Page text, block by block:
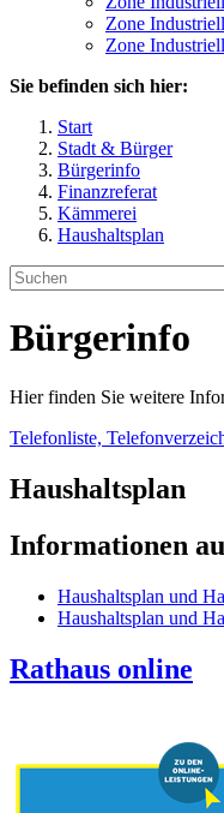
Zone
Zone
Sie befinden sich hier:
Start
Stadt & Bürger
Bürgerinfo
Finanzreferat
Kämmerei
Haushaltsplan
Bürgerinfo
Hier finden Sie weitere
Telefonliste,
Haushaltsplan
Informationen
Haushaltsplan und
Haushaltsplan und
Rathaus online